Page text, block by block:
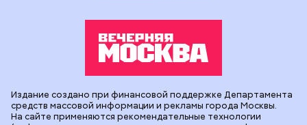
Издание создано при финансовой поддержке Департамента
средств массовой информации и рекламы города Москвы.
На сайте применяются рекомендательные технологии